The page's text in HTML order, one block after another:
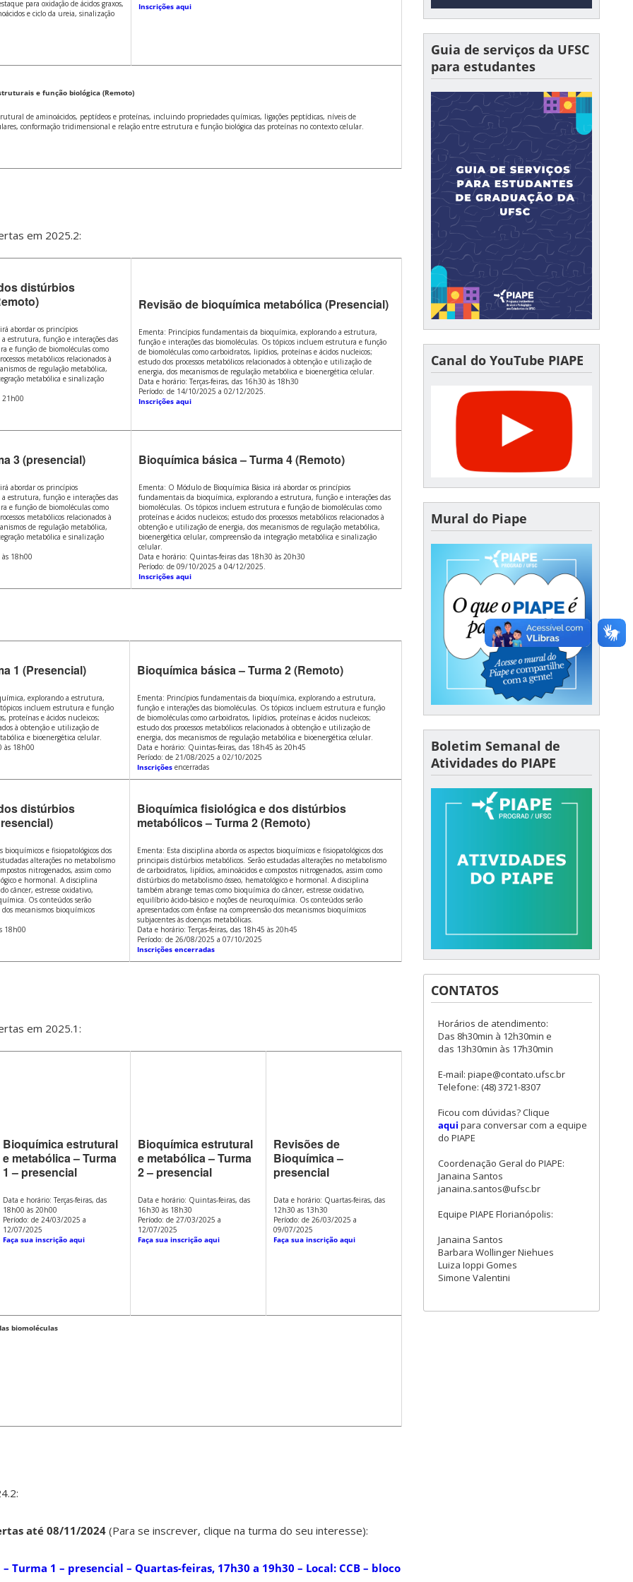
para oxidação de ácidos graxos,
e ciclo da ureia, sinalização
Inscrições aqui
e função biológica (Remoto)
de aminoácidos, peptídeos e proteínas, incluindo propriedades químicas, ligações peptídicas, níveis de
conformação tridimensional e relação entre estrutura e função biológica das proteínas no contexto celular.
em 2025.2:
distúrbios
abordar os princípios
estrutura, função e interações das
e função de biomoléculas como
metabólicos relacionados à
de regulação metabólica,
metabólica e sinalização
21h00
Revisão de bioquímica metabólica (Presencial)
Ementa: Princípios fundamentais da bioquímica, explorando a estrutura,
função e interações das biomoléculas. Os tópicos incluem estrutura e função
de biomoléculas como carboidratos, lipídios, proteínas e ácidos nucleicos;
estudo dos processos metabólicos relacionados à obtenção e utilização de
energia, dos mecanismos de regulação metabólica e bioenergética celular.
Data e horário: Terças-feiras, das 16h30 às 18h30
Período: de 14/10/2025 a 02/12/2025.
Inscrições aqui
3 (presencial)
abordar os princípios
estrutura, função e interações das
e função de biomoléculas como
metabólicos relacionados à
de regulação metabólica,
metabólica e sinalização
18h00
Bioquímica básica – Turma 4 (Remoto)
Ementa: O Módulo de Bioquímica Básica irá abordar os princípios
fundamentais da bioquímica, explorando a estrutura, função e interações das
biomoléculas. Os tópicos incluem estrutura e função de biomoléculas como
proteínas e ácidos nucleicos; estudo dos processos metabólicos relacionados à
obtenção e utilização de energia, dos mecanismos de regulação metabólica,
bioenergética celular, compreensão da integração metabólica e sinalização
celular.
Data e horário: Quintas-feiras das 18h30 às 20h30
Período: de 09/10/2025 a 04/12/2025.
Inscrições aqui
1 (Presencial)
explorando a estrutura,
incluem estrutura e função
proteínas e ácidos nucleicos;
à obtenção e utilização de
e bioenergética celular.
às 18h00
Bioquímica básica – Turma 2 (Remoto)
Ementa: Princípios fundamentais da bioquímica, explorando a estrutura,
função e interações das biomoléculas. Os tópicos incluem estrutura e função
de biomoléculas como carboidratos, lipídios, proteínas e ácidos nucleicos;
estudo dos processos metabólicos relacionados à obtenção e utilização de
energia, dos mecanismos de regulação metabólica e bioenergética celular.
Data e horário: Quintas-feiras, das 18h45 às 20h45
Período: de 21/08/2025 a 02/10/2025
Inscrições encerradas
distúrbios
bioquímicos e fisiopatológicos dos
alterações no metabolismo
nitrogenados, assim como
e hormonal. A disciplina
câncer, estresse oxidativo,
Os conteúdos serão
mecanismos bioquímicos
18h00
Bioquímica fisiológica e dos distúrbios
metabólicos – Turma 2 (Remoto)
Ementa: Esta disciplina aborda os aspectos bioquímicos e fisiopatológicos dos
principais distúrbios metabólicos. Serão estudadas alterações no metabolismo
de carboidratos, lipídios, aminoácidos e compostos nitrogenados, assim como
distúrbios do metabolismo ósseo, hematológico e hormonal. A disciplina
também abrange temas como bioquímica do câncer, estresse oxidativo,
equilíbrio ácido-básico e noções de neuroquímica. Os conteúdos serão
apresentados com ênfase na compreensão dos mecanismos bioquímicos
subjacentes às doenças metabólicas.
Data e horário: Terças-feiras, das 18h45 às 20h45
Período: de 26/08/2025 a 07/10/2025
Inscrições encerradas
em 2025.1:
Bioquímica estrutural
e metabólica – Turma
1 – presencial
Data e horário: Terças-feiras, das
18h00 às 20h00
Período: de 24/03/2025 a
12/07/2025
Faça sua inscrição aqui
Bioquímica estrutural
e metabólica – Turma
2 – presencial
Data e horário: Quintas-feiras, das
16h30 às 18h30
Período: de 27/03/2025 a
12/07/2025
Faça sua inscrição aqui
Revisões de
Bioquímica –
presencial
Data e horário: Quartas-feiras, das
12h30 as 13h30
Período: de 26/03/2025 a
09/07/2025
Faça sua inscrição aqui
biomoléculas
até 08/11/2024 (Para se inscrever, clique na turma do seu interesse):
Turma 1 – presencial – Quartas-feiras, 17h30 a 19h30 – Local: CCB – bloco
Guia de serviços da UFSC
para estudantes
Canal do YouTube PIAPE
Mural do Piape
Boletim Semanal de
Atividades do PIAPE
CONTATOS
Horários de atendimento:
Das 8h30min à 12h30min e
das 13h30min às 17h30min
E-mail: piape@contato.ufsc.br
Telefone: (48) 3721-8307
Ficou com dúvidas? Clique
aqui para conversar com a equipe
do PIAPE
Coordenação Geral do PIAPE:
Janaina Santos
janaina.santos@ufsc.br
Equipe PIAPE Florianópolis:
Janaina Santos
Barbara Wollinger Niehues
Luiza Ioppi Gomes
Simone Valentini